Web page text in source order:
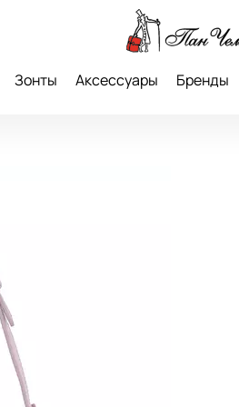
Зонты Аксессуары Бренды